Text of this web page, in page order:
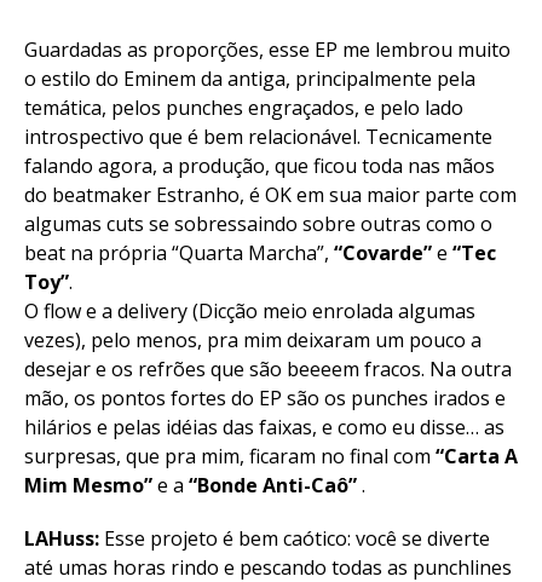
Guardadas as proporções, esse EP me lembrou muito
o estilo do Eminem da antiga, principalmente pela
temática, pelos punches engraçados, e pelo lado
introspectivo que é bem relacionável. Tecnicamente
falando agora, a produção, que ficou toda nas mãos
do beatmaker Estranho, é OK em sua maior parte com
algumas cuts se sobressaindo sobre outras como o
beat na própria “Quarta Marcha”, “Covarde”e “Tec
Toy”.
O flow e a delivery (Dicção meio enrolada algumas
vezes), pelo menos, pra mim deixaram um pouco a
desejar e os refrões que são beeeem fracos. Na outra
mão, os pontos fortes do EP são os punches irados e
hilários e pelas idéias das faixas, e como eu disse… as
surpresas, que pra mim, ficaram no final com “Carta A
Mim Mesmo”e a “Bonde Anti-Caô”.
LAHuss: Esse projeto é bem caótico: você se diverte
até umas horas rindo e pescando todas as punchlines